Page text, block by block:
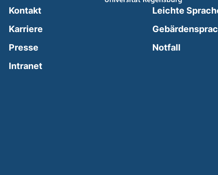
Kontakt
Karriere
Presse
Intranet(external link, opens in a new window)
Leichte
Notfall